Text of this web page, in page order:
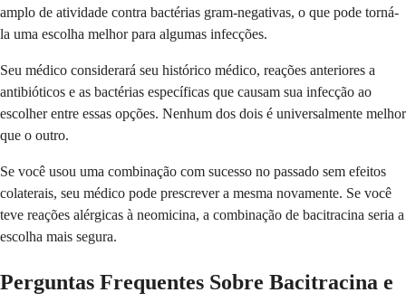
amplo de atividade contra bactérias gram-negativas, o que pode torná-
la uma escolha melhor para algumas infecções.
Seu médico considerará seu histórico médico, reações anteriores a
antibióticos e as bactérias específicas que causam sua infecção ao
escolher entre essas opções. Nenhum dos dois é universalmente melhor
que o outro.
Se você usou uma combinação com sucesso no passado sem efeitos
colaterais, seu médico pode prescrever a mesma novamente. Se você
teve reações alérgicas à neomicina, a combinação de bacitracina seria a
escolha mais segura.
Perguntas Frequentes Sobre Bacitracina e